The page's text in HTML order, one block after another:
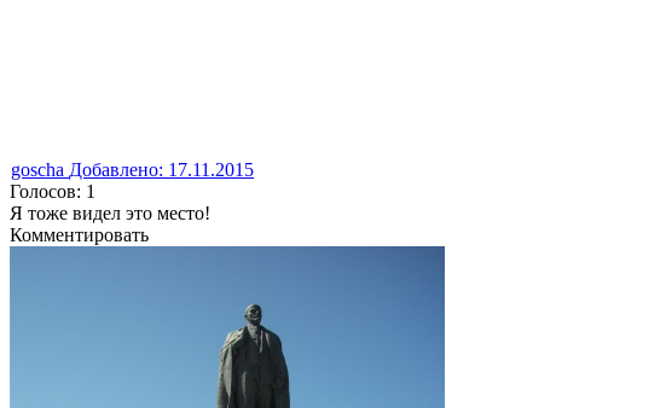
goscha Добавлено: 17.11.2015
Голосов: 1
Я тоже видел это место!
Комментировать